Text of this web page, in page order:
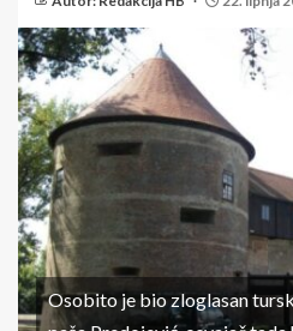
Osobito je bio zloglasan